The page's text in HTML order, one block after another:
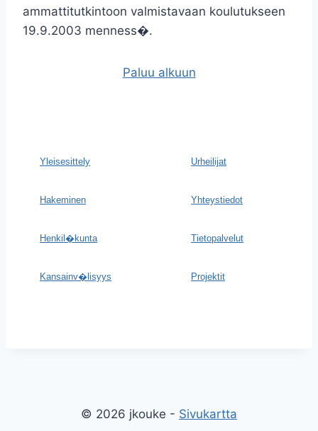
ammattitutkintoon valmistavaan koulutukseen
19.9.2003 menness�.
Paluu alkuun
Yleisesittely Urheilijat
Hakeminen Yhteystiedot
Henkil�kunta Tietopalvelut
Kansainv�lisyys Projektit
© 2026 jkouke - Sivukartta